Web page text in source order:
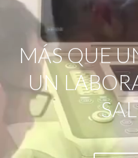
MÁS QUE
UN